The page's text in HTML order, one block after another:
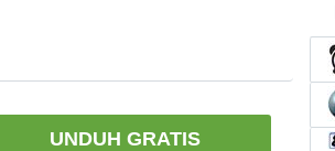
UNDUH GRATIS